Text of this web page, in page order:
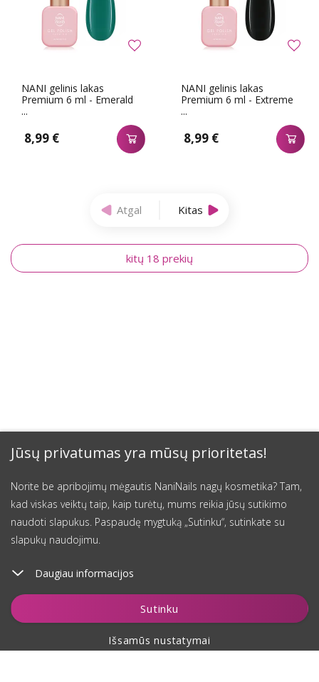
Jūsų privatumas yra mūsų prioritetas!
Norite be apribojimų mėgautis NaniNails nagų kosmetika? Tam,
kad viskas veiktų taip, kaip turėtų, mums reikia jūsų sutikimo
naudoti slapukus. Paspaudę mygtuką „Sutinku“, sutinkate su
slapukų naudojimu.
Daugiau informacijos
Sutinku
Išsamūs nustatymai
NANI gelinis lakas
Premium 6 ml - Emerald
...
8,99 €
NANI gelinis lakas
Premium 6 ml - Extreme
...
8,99 €
Atgal Kitas
kitų 18 prekių